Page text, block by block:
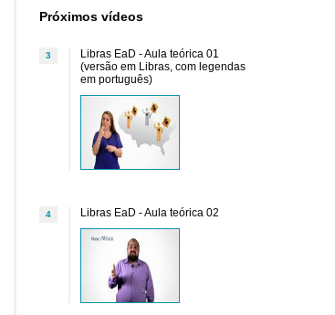
Próximos vídeos
3
Libras EaD - Aula teórica 01
(versão em Libras, com legendas
em português)
4 Libras EaD - Aula teórica 02